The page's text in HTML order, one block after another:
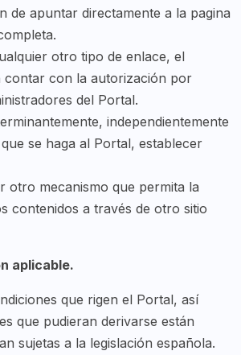
de apuntar directamente a la pagina
otro tipo de enlace, el
contar con la autorización por
del Portal.
independientemente
se haga al Portal, establecer
otro mecanismo que permita la
contenidos a través de otro sitio
aplicable.
que rigen el Portal, así
que pudieran derivarse están
sujetas a la legislación española.